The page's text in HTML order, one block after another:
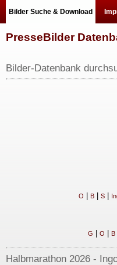
Bilder Suche & Download
PresseBilder
Bilder-Datenbank
O B| S|
G O B|
Halbmarathon 2026 -